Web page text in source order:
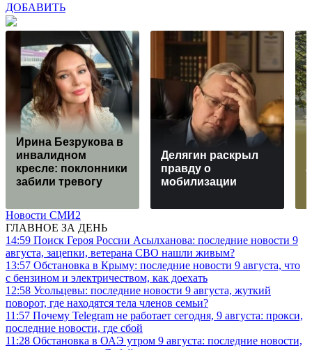
ДОБАВИТЬ
Ирина Безрукова в
инвалидном
кресле: поклонники
забили тревогу
Делягин раскрыл
правду о
мобилизации
Новости СМИ2
ГЛАВНОЕ ЗА ДЕНЬ
14:59 Поиск Героя России Асылханова: последние новости 9
августа, зацепки, ветерана СВО нашли живым?
13:57 Обстановка в Крыму: последние новости 9 августа, что
с бензином и электричеством, как доехать
12:58 Усольцевы: последние новости 9 августа, жуткий
поворот, где находятся тела членов семьи?
11:57 Почему Telegram не работает сегодня, 9 августа: прокси,
последние новости, где сбой
11:28 Обстановка в ОАЭ утром 9 августа: последние новости,